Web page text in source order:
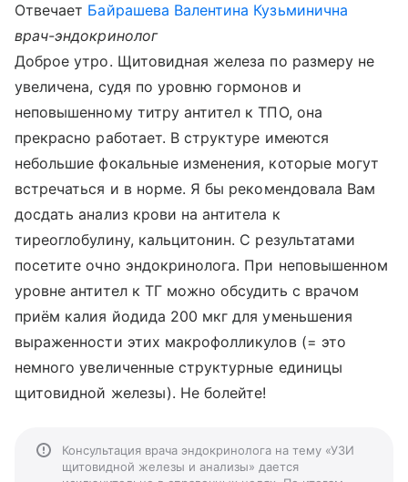
Отвечает Байрашева Валентина Кузьминична
врач-эндокринолог
Доброе утро. Щитовидная железа по размеру не
увеличена, судя по уровню гормонов и
неповышенному титру антител к ТПО, она
прекрасно работает. В структуре имеются
небольшие фокальные изменения, которые могут
встречаться и в норме. Я бы рекомендовала Вам
досдать анализ крови на антитела к
тиреоглобулину, кальцитонин. С результатами
посетите очно эндокринолога. При неповышенном
уровне антител к ТГ можно обсудить с врачом
приём калия йодида 200 мкг для уменьшения
выраженности этих макрофолликулов (= это
немного увеличенные структурные единицы
щитовидной железы). Не болейте!
Консультация врача эндокринолога на тему «УЗИ
щитовидной железы и анализы» дается